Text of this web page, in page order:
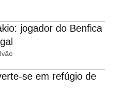
jogador do Benfica
se em refúgio de